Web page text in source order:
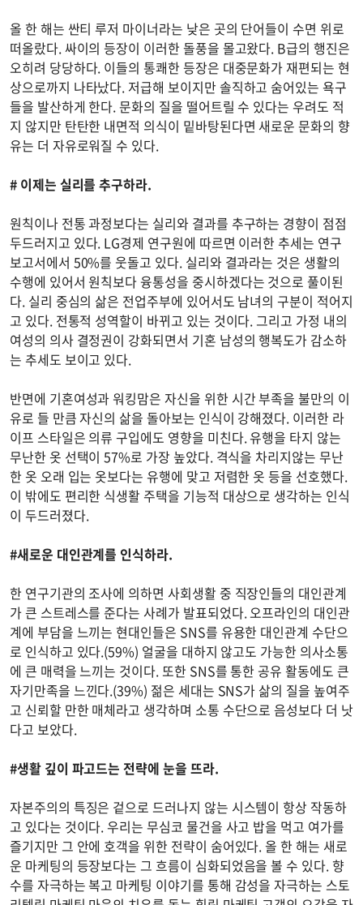
올 한 해는 싼티 루저 마이너라는 낮은 곳의 단어들이 수면 위로
떠올랐다. 싸이의 등장이 이러한 돌풍을 몰고왔다. B급의 행진은
오히려 당당하다. 이들의 통쾌한 등장은 대중문화가 재편되는 현
상으로까지 나타났다. 저급해 보이지만 솔직하고 숨어있는 욕구
들을 발산하게 한다. 문화의 질을 떨어트릴 수 있다는 우려도 적
지 않지만 탄탄한 내면적 의식이 밑바탕된다면 새로운 문화의 향
유는 더 자유로워질 수 있다.
# 이제는 실리를 추구하라.
원칙이나 전통 과정보다는 실리와 결과를 추구하는 경향이 점점
두드러지고 있다. LG경제 연구원에 따르면 이러한 추세는 연구
보고서에서 50%를 웃돌고 있다. 실리와 결과라는 것은 생활의
수행에 있어서 원칙보다 융통성을 중시하겠다는 것으로 풀이된
다. 실리 중심의 삶은 전업주부에 있어서도 남녀의 구분이 적어지
고 있다. 전통적 성역할이 바뀌고 있는 것이다. 그리고 가정 내의
여성의 의사 결정권이 강화되면서 기혼 남성의 행복도가 감소하
는 추세도 보이고 있다.
반면에 기혼여성과 워킹맘은 자신을 위한 시간 부족을 불만의 이
유로 들 만큼 자신의 삶을 돌아보는 인식이 강해졌다. 이러한 라
이프 스타일은 의류 구입에도 영향을 미친다. 유행을 타지 않는
무난한 옷 선택이 57%로 가장 높았다. 격식을 차리지않는 무난
한 옷 오래 입는 옷보다는 유행에 맞고 저렴한 옷 등을 선호했다.
이 밖에도 편리한 식생활 주택을 기능적 대상으로 생각하는 인식
이 두드러졌다.
#새로운 대인관계를 인식하라.
한 연구기관의 조사에 의하면 사회생활 중 직장인들의 대인관계
가 큰 스트레스를 준다는 사례가 발표되었다. 오프라인의 대인관
계에 부담을 느끼는 현대인들은 SNS를 유용한 대인관계 수단으
로 인식하고 있다.(59%) 얼굴을 대하지 않고도 가능한 의사소통
에 큰 매력을 느끼는 것이다. 또한 SNS를 통한 공유 활동에도 큰
자기만족을 느낀다.(39%) 젊은 세대는 SNS가 삶의 질을 높여주
고 신뢰할 만한 매체라고 생각하며 소통 수단으로 음성보다 더 낫
다고 보았다.
#생활 깊이 파고드는 전략에 눈을 뜨라.
자본주의의 특징은 겉으로 드러나지 않는 시스템이 항상 작동하
고 있다는 것이다. 우리는 무심코 물건을 사고 밥을 먹고 여가를
즐기지만 그 안에 호객을 위한 전략이 숨어있다. 올 한 해는 새로
운 마케팅의 등장보다는 그 흐름이 심화되었음을 볼 수 있다. 향
수를 자극하는 복고 마케팅 이야기를 통해 감성을 자극하는 스토